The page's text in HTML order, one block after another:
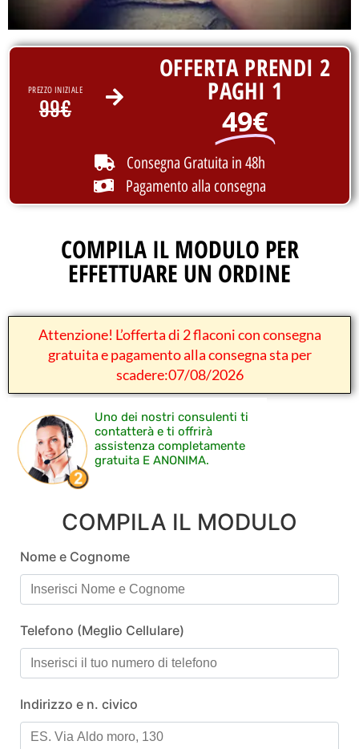
PREZZO INIZIALE
99€
OFFERTA PRENDI 2
PAGHI 1
49€
Consegna Gratuita in 48h
Pagamento alla consegna
COMPILA IL MODULO PER
EFFETTUARE UN ORDINE
Attenzione! L’offerta di 2 flaconi con consegna
gratuita e pagamento alla consegna sta per
scadere:07/08/2026
Uno dei nostri consulenti ti
contatterà e ti offrirà
assistenza completamente
gratuita E ANONIMA.